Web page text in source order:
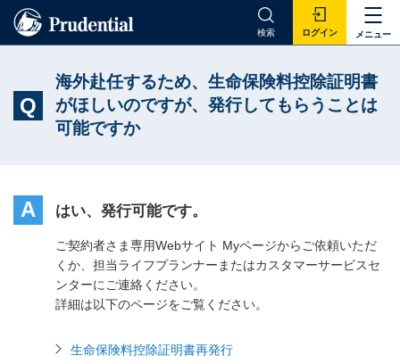
メニュー
検索 ログイン
Q
海外赴任するため、生命保険料控除証明書
がほしいのですが、発行してもらうことは
可能ですか
A はい、発行可能です。
ご契約者さま専用Webサイト Myページからご依頼いただ
くか、担当ライフプランナーまたはカスタマーサービスセ
ンターにご連絡ください。
詳細は以下のページをご覧ください。
生命保険料控除証明書再発行